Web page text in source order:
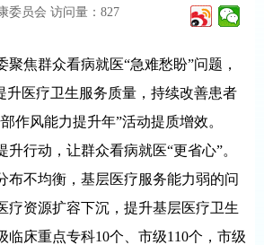
委员会 访问量： 827
聚焦群众看病就医“急难愁盼”问题，
升医疗卫生服务质量，持续改善患者
作风能力提升年”活动提质增效。
行动，让群众看病就医“更省心”。
布不均衡，基层医疗服务能力弱的问
疗资源扩容下沉，提升基层医疗卫生
临床重点专科10个、市级110个，市级